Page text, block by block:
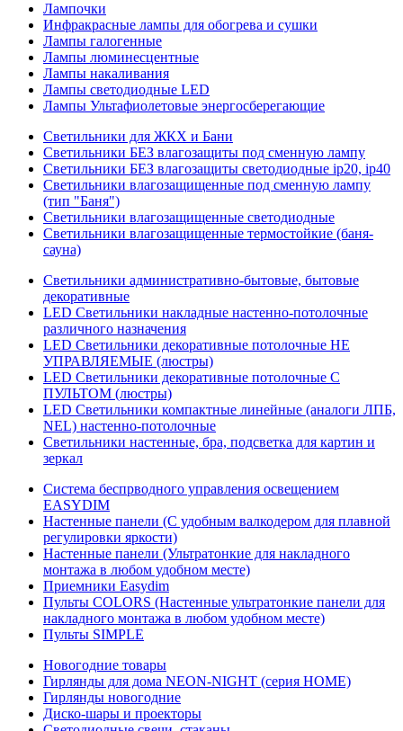
Лампочки
Инфракрасные лампы для обогрева и сушки
Лампы галогенные
Лампы люминесцентные
Лампы накаливания
Лампы светодиодные LED
Лампы Ультафиолетовые энергосберегающие
Светильники для ЖКХ и Бани
Светильники БЕЗ влагозащиты под сменную лампу
Светильники БЕЗ влагозащиты светодиодные ip20, ip40
Светильники влагозащищенные под сменную лампу
(тип "Баня")
Светильники влагозащищенные светодиодные
Светильники влагозащищенные термостойкие (баня-
сауна)
Светильники административно-бытовые, бытовые
декоративные
LED Cветильники накладные настенно-потолочные
различного назначения
LED Светильники декоративные потолочные НЕ
УПРАВЛЯЕМЫЕ (люстры)
LED Светильники декоративные потолочные С
ПУЛЬТОМ (люстры)
LED Светильники компактные линейные (аналоги ЛПБ,
NEL) настенно-потолочные
Светильники настенные, бра, подсветка для картин и
зеркал
Система беспрводного управления освещением
EASYDIM
Настенные панели (С удобным валкодером для плавной
регулировки яркости)
Настенные панели (Ультратонкие для накладного
монтажа в любом удобном месте)
Приемники Easydim
Пульты COLORS (Настенные ультратонкие панели для
накладного монтажа в любом удобном месте)
Пульты SIMPLE
Новогодние товары
Гирлянды для дома NEON-NIGHT (серия HOME)
Гирлянды новогодние
Диско-шары и проекторы